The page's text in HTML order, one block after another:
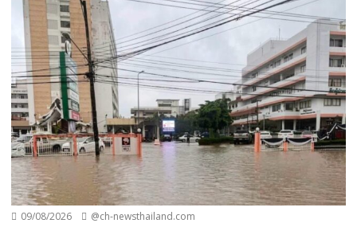
09/08/2026 @ch-newsthailand.com